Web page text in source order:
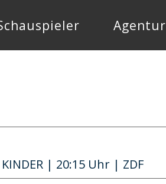
Agentur
KINDER | 20:15 Uhr | ZDF